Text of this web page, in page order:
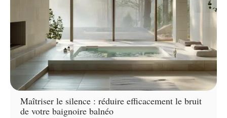
Maîtriser le silence : réduire efficacement le bruit
de votre baignoire balnéo